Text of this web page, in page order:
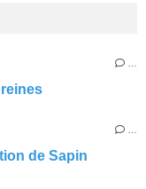
de Sapin